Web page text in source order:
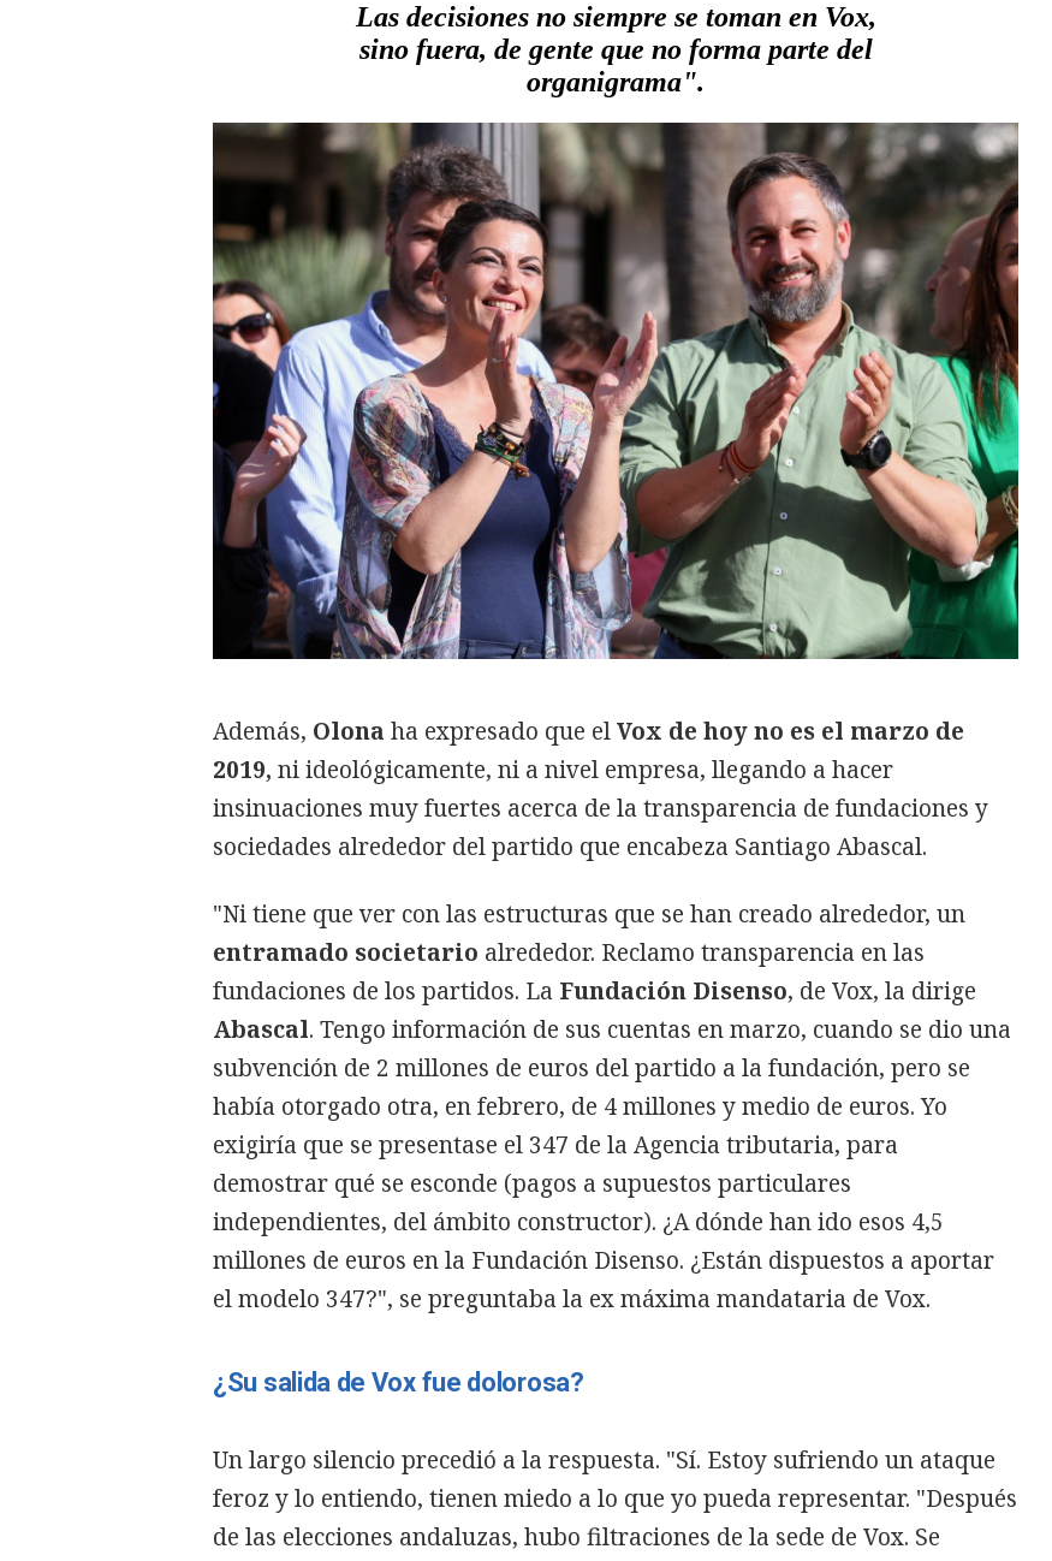
Las decisiones no siempre se toman en Vox,
sino fuera, de gente que no forma parte del
organigrama".
Además, Olona ha expresado que elVox de hoy no es el marzo de
2019, ni ideológicamente, ni a nivel empresa, llegando a hacer
insinuaciones muy fuertes acerca de la transparencia de fundaciones y
sociedades alrededor del partido que encabeza Santiago Abascal.
"Ni tiene que ver con las estructuras que se han creado alrededor, un
entramado societario alrededor. Reclamo transparencia en las
fundaciones de los partidos. La Fundación Disenso, de Vox, la dirige
Abascal. Tengo información de sus cuentas en marzo, cuando se dio una
subvención de 2 millones de euros del partido a la fundación, pero se
había otorgado otra, en febrero, de 4 millones y medio de euros. Yo
exigiría que se presentase el 347 de la Agencia tributaria, para
demostrar qué se esconde (pagos a supuestos particulares
independientes, del ámbito constructor). ¿A dónde han ido esos 4,5
millones de euros en la Fundación Disenso. ¿Están dispuestos a aportar
el modelo 347?", se preguntaba la ex máxima mandataria de Vox.
¿Su salida de Vox fue dolorosa?
Un largo silencio precedió a la respuesta. "Sí. Estoy sufriendo un ataque
feroz y lo entiendo, tienen miedo a lo que yo pueda representar. "Después
de las elecciones andaluzas, hubo filtraciones de la sede de Vox. Se